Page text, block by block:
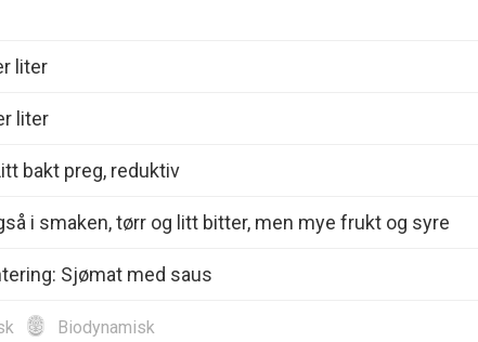
liter
liter
bakt preg, reduktiv
i smaken, tørr og litt bitter, men mye frukt og syre
Sjømat med saus
Biodynamisk